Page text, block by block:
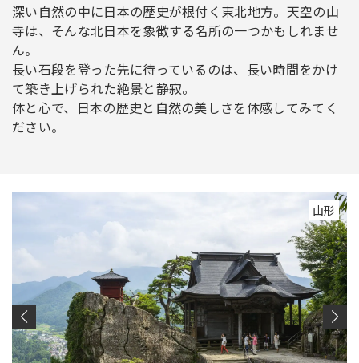
深い自然の中に日本の歴史が根付く東北地方。天空の山
寺は、そんな北日本を象徴する名所の一つかもしれませ
ん。
長い石段を登った先に待っているのは、長い時間をかけ
て築き上げられた絶景と静寂。
体と心で、日本の歴史と自然の美しさを体感してみてく
ださい。
山形